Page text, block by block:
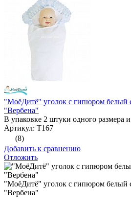
"МоёДитё" уголок с гипюром белый
"Вербена"
В упаковке 2 штуки одного размера и
Артикул: Т167
(8)
Добавить к сравнению
Отложить
"МоёДитё" уголок с гипюром белый
"Вербена"